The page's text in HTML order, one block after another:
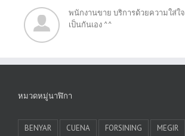
พนักงานขาย บริการด้วยความใส่ใจ
เป็นกันเอง ^^
หมวดหมู่นาฬิกา
BENYAR CUENA FORSINING MEGIR